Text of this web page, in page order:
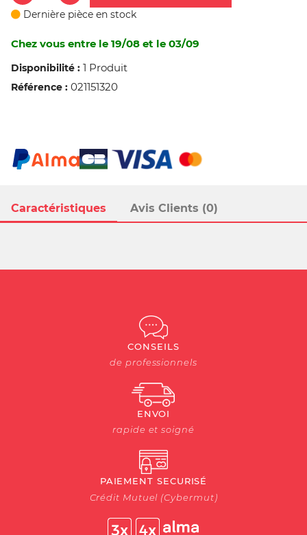
Caractéristiques Avis Clients (0)
Dernière pièce en stock
Chez vous entre le 19/08 et le 03/09
Disponibilité : 1 Produit
Référence : 021151320
CONSEILS
de professionnels
ENVOI
rapide et soigné
PAIEMENT SECURISÉ
Crédit Mutuel (Cybermut)